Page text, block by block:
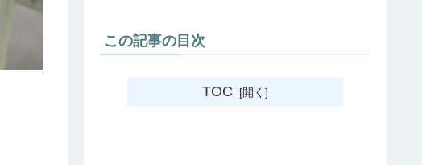
この記事の目次
TOC